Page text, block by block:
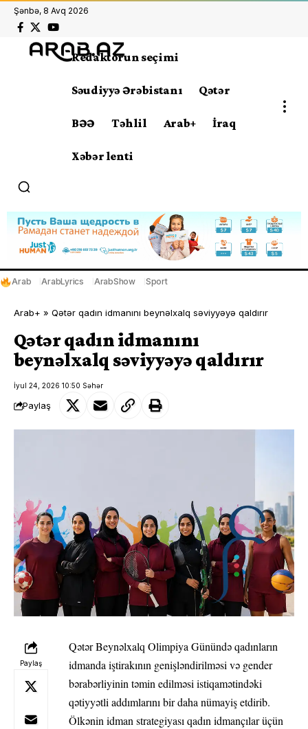
Şənbə, 8 Avq 2026
Redaktorun seçimi
Səudiyyə Ərəbistanı Qətər
BƏƏ Təhlil Arab+ İraq
Xəbər lenti
Arab ArabLyrics ArabShow Sport
Arab+ » Qətər qadın idmanını beynəlxalq səviyyəyə qaldırır
Qətər qadın idmanını
beynəlxalq səviyyəyə qaldırır
İyul 24, 2026 10:50 Səhər
Paylaş
Paylaş
Qətər Beynəlxalq Olimpiya Günündə qadınların
idmanda iştirakının genişləndirilməsi və gender
bərabərliyinin təmin edilməsi istiqamətindəki
qətiyyətli addımlarını bir daha nümayiş etdirib.
Ölkənin idman strategiyası qadın idmançılar üçün